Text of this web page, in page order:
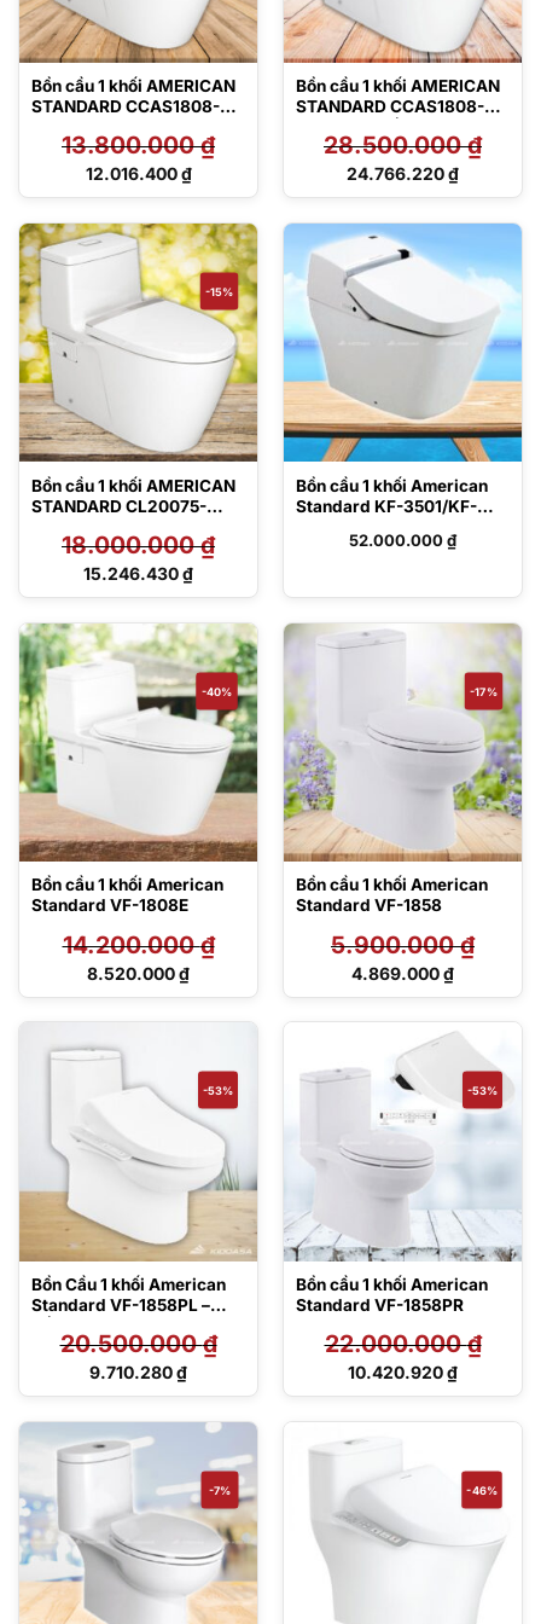
Bồn cầu 1 khối AMERICAN
STANDARD CCAS1808-
13.800.000₫
Giá
13.800.000 ₫.
12.016.400₫
Giá
tại
là:
12.016.400 ₫.
Bồn cầu 1 khối AMERICAN
STANDARD CCAS1808-
28.500.000₫
Giá
28.500.000 ₫.
24.766.220₫
Giá
là:
24.766.220 ₫.
-15%
Bồn cầu 1 khối AMERICAN
STANDARD CL20075-
18.000.000₫
Giá
18.000.000 ₫.
15.246.430₫
Giá
tại
là:
15.246.430 ₫.
Bồn cầu 1 khối American
Standard KF-3501/KF-
52.000.000₫
-40%
Bồn cầu 1 khối American
Standard VF-1808E
14.200.000₫
Giá
8.520.000₫
Giá
8.520.000 ₫.
-17%
Bồn cầu 1 khối American
Standard VF-1858
5.900.000₫
Giá
5.900.000 ₫.
4.869.000₫
Giá
là:
4.869.000 ₫.
-53%
Bồn Cầu 1 khối American
Standard VF-1858PL –
20.500.000₫
Giá
20.500.000 ₫.
9.710.280₫
Giá
là:
9.710.280 ₫.
-53%
Bồn cầu 1 khối American
Standard VF-1858PR
22.000.000₫
Giá
22.000.000 ₫.
10.420.920₫
Giá
10.420.920 ₫.
-7% -46%